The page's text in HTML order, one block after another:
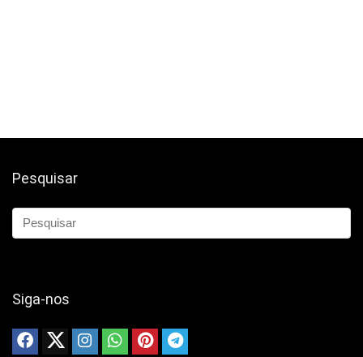
Pesquisar
Siga-nos